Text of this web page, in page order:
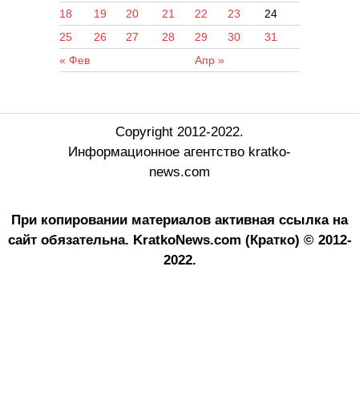
« Фев Апр »
18
19 20 21 22 23
24
25
26 27 28 29 30 31
Copyright 2012-2022.
Информационное агентство kratko-
news.com
При копировании материалов активная ссылка на
сайт обязательна. KratkoNews.com (Кратко) © 2012-
2022.